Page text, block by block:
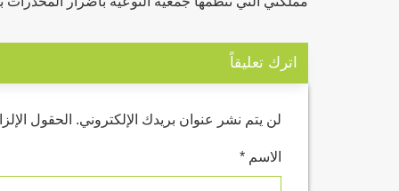
اترك تعليقاً
لن يتم نشر عنوان بريدك الإلكتروني. الحقول
الاسم *